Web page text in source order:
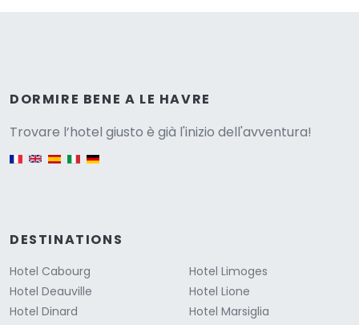
DORMIRE BENE A LE HAVRE
Trovare l’hotel giusto è già l'inizio dell'avventura!
English version
DESTINATIONS
Hotel Cabourg
Hotel Deauville
Hotel Dinard
Hotel Limoges
Hotel Lione
Hotel Marsiglia